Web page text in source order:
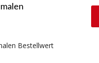
Bestellwert